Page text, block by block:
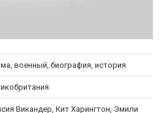
военный, биография, история
Викандер, Кит Харингтон, Эмили